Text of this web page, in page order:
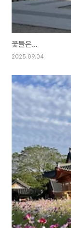
꽃들은...
2025.09.04